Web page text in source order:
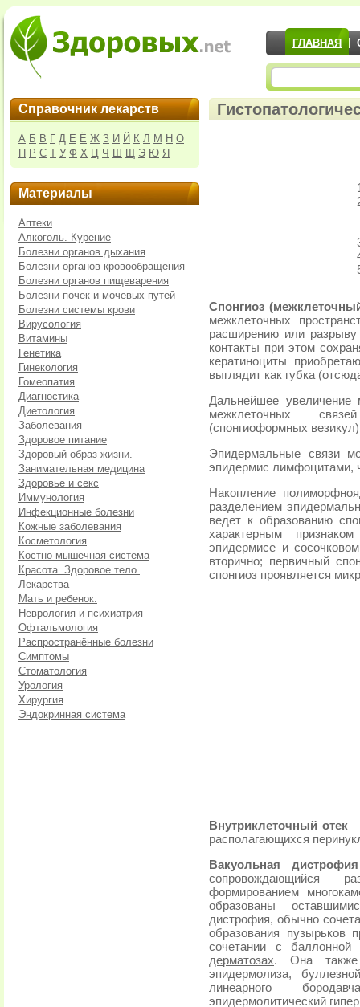
ГЛАВНАЯ
Справочник лекарств
А Б В Г Д Е Ё Ж З И Й К Л М Н О
П Р С Т У Ф Х Ц Ч Ш Щ Э Ю Я
Материалы
Аптеки
Алкоголь. Курение
Болезни органов дыхания
Болезни органов кровообращения
Болезни органов пищеварения
Болезни почек и мочевых путей
Болезни системы крови
Вирусология
Витамины
Генетика
Гинекология
Гомеопатия
Диагностика
Диетология
Заболевания
Здоровое питание
Здоровый образ жизни.
Занимательная медицина
Здоровье и секс
Иммунология
Инфекционные болезни
Кожные заболевания
Косметология
Костно-мышечная система
Красота. Здоровое тело.
Лекарства
Мать и ребенок.
Неврология и психиатрия
Офтальмология
Распространённые болезни
Симптомы
Стоматология
Урология
Хирургия
Эндокринная система
Спонгиоз
межклеточных
расширению или
контакты при этом
кератиноциты
выглядит как губка
Дальнейшее увеличение
межклеточных
(спонгиоформных
Эпидермальные связи
эпидермис лимфоцитами,
Накопление
разделением
ведет к образованию
характерным
эпидермисе и
вторично; первичный
спонгиоз проявляется
Внутриклеточный отек–
располагающихся
Вакуольная дистрофия
сопровождающийся
формированием
образованы
дистрофия, обычно
образования пузырьков
сочетании с
дерматозах. Она также
эпидермолиза,
линеарного
эпидермолитический